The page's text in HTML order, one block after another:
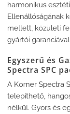
harmonikus
Ellenállóságának
mellett, közületi
gyártói
Egyszerű és
Spectra SPC
A Korner Spectra
telepíthető,
nélkül. Gyors és